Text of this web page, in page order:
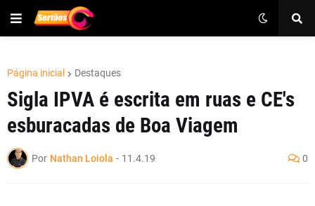
Página inicial Destaques
Sigla IPVA é escrita em ruas e CE's
esburacadas de Boa Viagem
Por Nathan Loiola - 11.4.19 0